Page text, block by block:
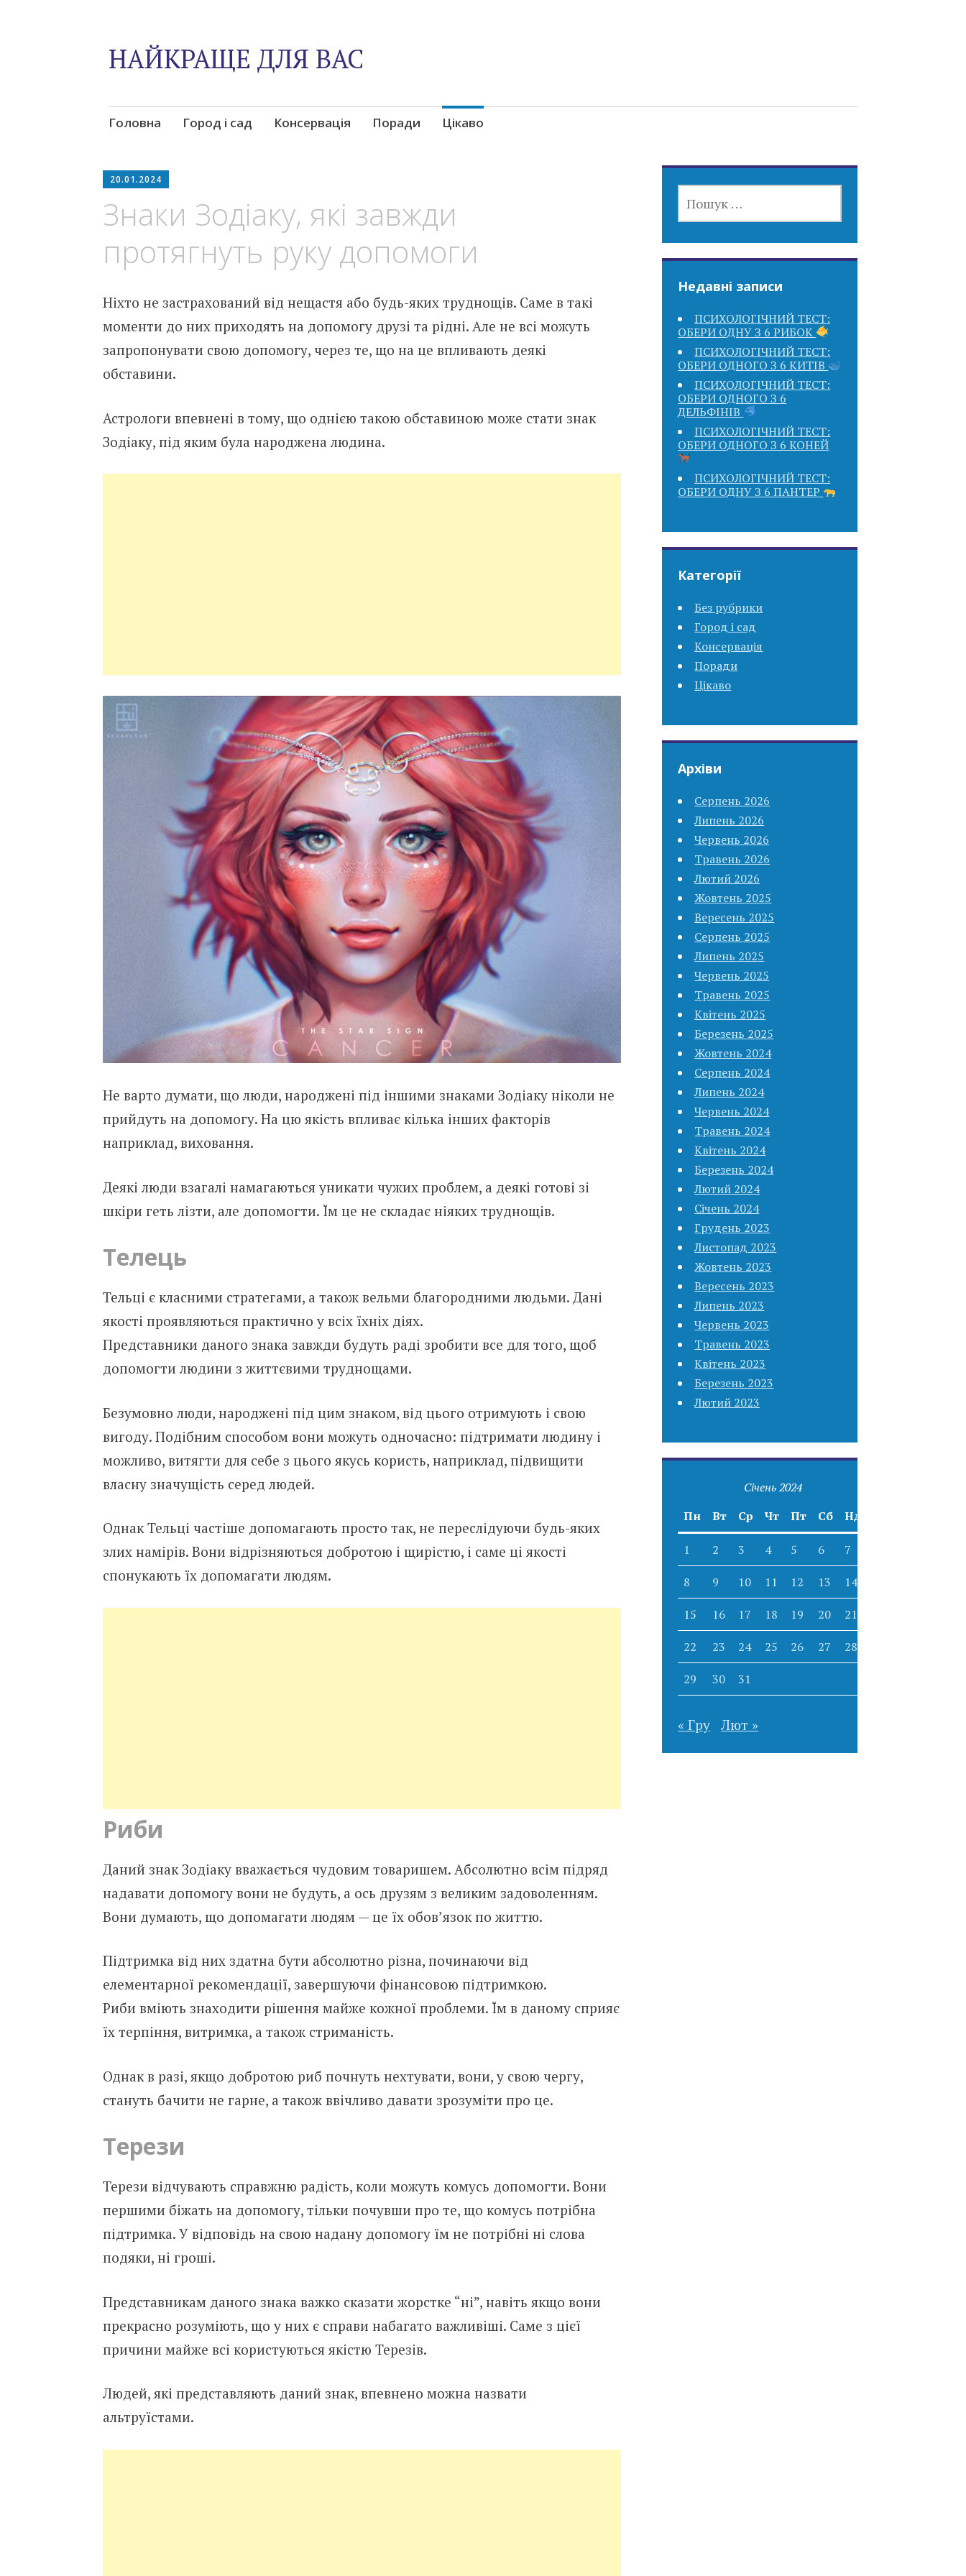
НАЙКРАЩЕ ДЛЯ ВАС
Skip
Головна Город і сад Консервація Поради Цікаво
20.01.2024
Знаки Зодіаку, які завжди
протягнуть руку допомоги
Ніхто не застрахований від нещастя або будь-яких труднощів. Саме в такі
моменти до них приходять на допомогу друзі та рідні. Але не всі можуть
запропонувати свою допомогу, через те, що на це впливають деякі
обставини.
Астрологи впевнені в тому, що однією такою обставиною може стати знак
Зодіаку, під яким була народжена людина.
Не варто думати, що люди, народжені під іншими знаками Зодіаку ніколи не
прийдуть на допомогу. На цю якість впливає кілька інших факторів
наприклад, виховання.
Деякі люди взагалі намагаються уникати чужих проблем, а деякі готові зі
шкіри геть лізти, але допомогти. Їм це не складає ніяких труднощів.
Телець
Тельці є класними стратегами, а також вельми благородними людьми. Дані
якості проявляються практично у всіх їхніх діях.
Представники даного знака завжди будуть раді зробити все для того, щоб
допомогти людини з життєвими труднощами.
Безумовно люди, народжені під цим знаком, від цього отримують і свою
вигоду. Подібним способом вони можуть одночасно: підтримати людину і
можливо, витягти для себе з цього якусь користь, наприклад, підвищити
власну значущість серед людей.
Однак Тельці частіше допомагають просто так, не переслідуючи будь-яких
злих намірів. Вони відрізняються добротою і щирістю, і саме ці якості
спонукають їх допомагати людям.
Риби
Даний знак Зодіаку вважається чудовим товаришем. Абсолютно всім підряд
надавати допомогу вони не будуть, а ось друзям з великим задоволенням.
Вони думають, що допомагати людям — це їх обов’язок по життю.
Підтримка від них здатна бути абсолютно різна, починаючи від
елементарної рекомендації, завершуючи фінансовою підтримкою.
Риби вміють знаходити рішення майже кожної проблеми. Їм в даному сприяє
їх терпіння, витримка, а також стриманість.
Однак в разі, якщо добротою риб почнуть нехтувати, вони, у свою чергу,
стануть бачити не гарне, а також ввічливо давати зрозуміти про це.
Терези
Терези відчувають справжню радість, коли можуть комусь допомогти. Вони
першими біжать на допомогу, тільки почувши про те, що комусь потрібна
підтримка. У відповідь на свою надану допомогу їм не потрібні ні слова
подяки, ні гроші.
Представникам даного знака важко сказати жорстке “ні”, навіть якщо вони
прекрасно розуміють, що у них є справи набагато важливіші. Саме з цієї
причини майже всі користуються якістю Терезів.
Людей, які представляють даний знак, впевнено можна назвати
альтруїстами.
Недавні записи
ПСИХОЛОГІЧНИЙ ТЕСТ:
ОБЕРИ ОДНУ З 6 РИБОК
ПСИХОЛОГІЧНИЙ ТЕСТ:
ОБЕРИ ОДНОГО З 6 КИТІВ
ПСИХОЛОГІЧНИЙ ТЕСТ:
ОБЕРИ ОДНОГО З 6
ДЕЛЬФІНІВ
ПСИХОЛОГІЧНИЙ ТЕСТ:
ОБЕРИ ОДНОГО З 6 КОНЕЙ
ПСИХОЛОГІЧНИЙ ТЕСТ:
ОБЕРИ ОДНУ З 6 ПАНТЕР
Категорії
Без рубрики
Город і сад
Консервація
Поради
Цікаво
Архіви
Серпень 2026
Липень 2026
Червень 2026
Травень 2026
Лютий 2026
Жовтень 2025
Вересень 2025
Серпень 2025
Липень 2025
Червень 2025
Травень 2025
Квітень 2025
Березень 2025
Жовтень 2024
Серпень 2024
Липень 2024
Червень 2024
Травень 2024
Квітень 2024
Березень 2024
Лютий 2024
Січень 2024
Грудень 2023
Листопад 2023
Жовтень 2023
Вересень 2023
Липень 2023
Червень 2023
Травень 2023
Квітень 2023
Березень 2023
Лютий 2023
Січень 2024
Пн
Вт Ср Чт Пт Сб Нд
1 2 3 4 5 6 7
8 9 10 11 12 13 14
15 16 17 18 19 20 21
22 23 24 25 26 27 28
29 30 31
« Гру Лют »